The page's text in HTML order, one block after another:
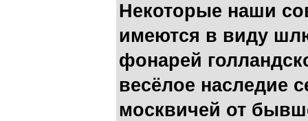
Некоторые наши
имеются в виду
фонарей
весёлое наследие
москвичей от